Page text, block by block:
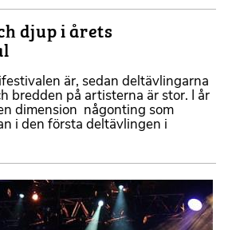
djup i årets
är, sedan deltävlingarna
bredden på artisterna är stor. I år
dimension  någonting som
i den första deltävlingen i